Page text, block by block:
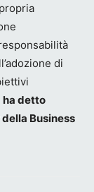
di
ha detto
Business